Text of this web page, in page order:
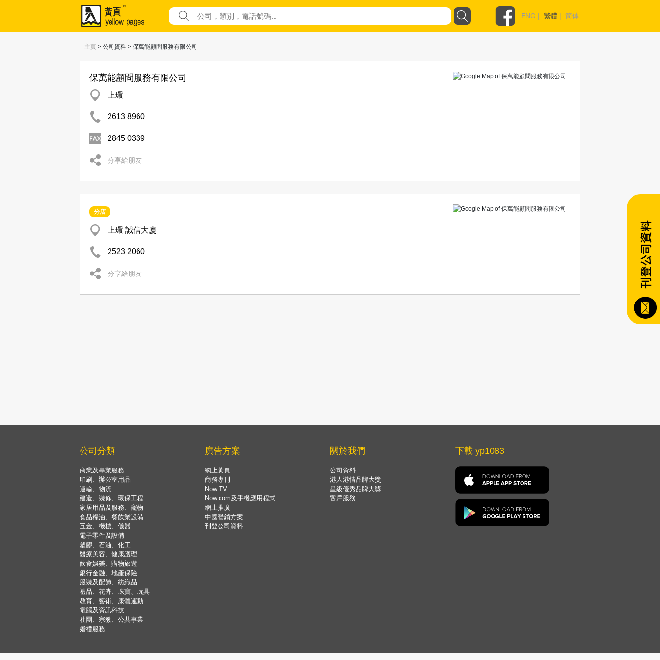
ENG | 繁體 | 简体
主頁 > 公司資料 > 保萬能顧問服務有限公司
保萬能顧問服務有限公司
上環
2613 8960
2845 0339
分享給朋友
分店
上環 誠信大廈
2523 2060
分享給朋友
公司分類
商業及專業服務
印刷、辦公室用品
運輸、物流
建造、裝修、環保工程
家居用品及服務、寵物
食品糧油、餐飲業設備
五金、機械、儀器
電子零件及設備
塑膠、石油、化工
醫療美容、健康護理
飲食娛樂、購物旅遊
銀行金融、地產保險
服裝及配飾、紡織品
禮品、花卉、珠寶、玩具
教育、藝術、康體運動
電腦及資訊科技
社團、宗教、公共事業
婚禮服務
廣告方案
網上黃頁
商務專刊
Now TV
Now.com及手機應用程式
網上推廣
中國營銷方案
刊登公司資料
關於我們
公司資料
港人港情品牌大獎
星級優秀品牌大獎
客戶服務
下載 yp1083